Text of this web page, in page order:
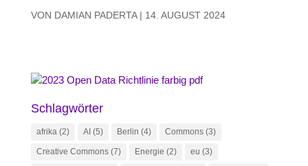
VON DAMIAN PADERTA| 14. AUGUST 2024
Schlagwörter
afrika(2) AI (5) Berlin (4) Commons(3)
Creative Commons(7) Energie (2) eu (3)